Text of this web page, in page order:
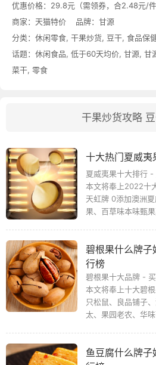
优惠价格： 29.8元（需领券，合2.48元/件
商家： 天猫特价 品牌： 甘源
分类： 休闲零食, 干果炒货, 豆干, 食品保
话题： 休闲食品, 低于60天均价, 甘源, 甘
菜干, 零食
干果炒货攻略
十大热门夏威夷
夏威夷果十大排行 -
本文将奉上2022十
天虹牌 0添加澳洲
果、百草味本味甄
碧根果什么牌子
行榜
碧根果十大品牌 -
本文将奉上十大碧
只松鼠、良品铺子
太、果园老农、华
鱼豆腐什么牌